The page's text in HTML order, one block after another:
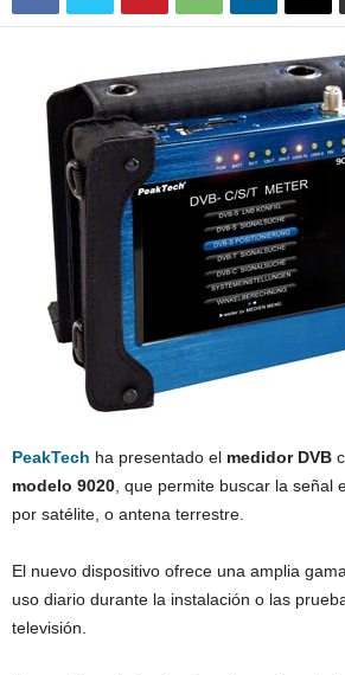
PeakTech ha presentado el medidor DVB
modelo 9020 , que permite buscar la señal
por satélite, o antena terrestre.
El nuevo dispositivo ofrece una amplia
uso diario durante la instalación o las
televisión.